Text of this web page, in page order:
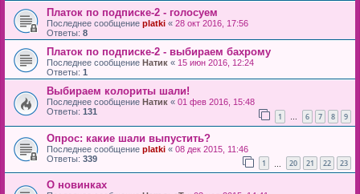
Платок по подписке-2 - голосуем
Последнее сообщение platki « 28 окт 2016, 17:56
Ответы: 8
Платок по подписке-2 - выбираем бахрому
Последнее сообщение Натик « 15 июн 2016, 12:24
Ответы: 1
Выбираем колориты шали!
Последнее сообщение Натик « 01 фев 2016, 15:48
Ответы: 131 1 … 6 7 8 9
Опрос: какие шали выпустить?
Последнее сообщение platki « 08 дек 2015, 11:46
Ответы: 339 1 20 21 22 23
О новинках